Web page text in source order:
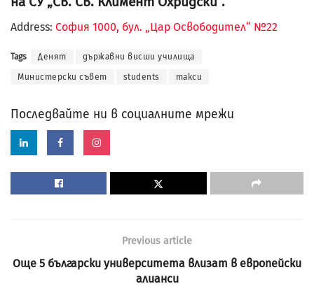
Address: София 1000, бул. „Цар Освободител“ №22
Tags Денят държавни висши училища
Министерски съвет students такси
Последвайте ни в социалните мрежи
Previous article
Още 5 български университета влизат в европейски
алианси